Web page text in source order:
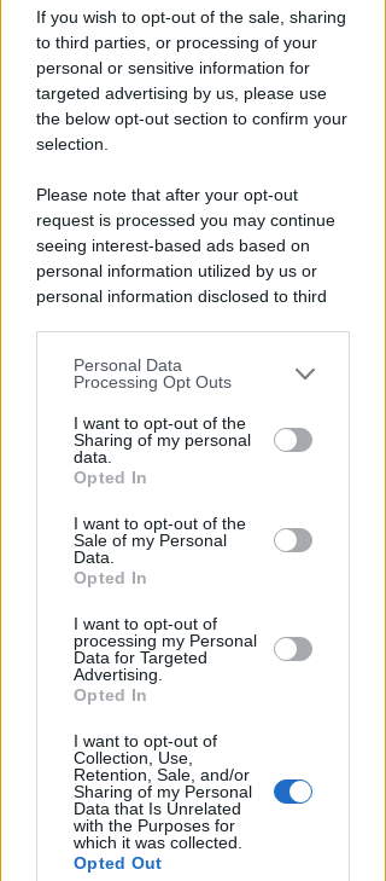
If you wish to opt-out of the sale, sharing
to third parties, or processing of your
personal or sensitive information for
targeted advertising by us, please use
the below opt-out section to confirm your
selection.
Please note that after your opt-out
request is processed you may continue
seeing interest-based ads based on
personal information utilized by us or
personal information disclosed to third
You may separately opt-out of the further
disclosure of your personal information
by third parties on the IAB’s list of
downstream participants.
by us to third parties on the IAB’s List of
Downstream Participants that may
further disclose it to other third parties.
Personal Data
Processing Opt Outs
I want to opt-out of the
Sharing of my personal
data.
Opted In
I want to opt-out of the
Sale of my Personal
Data.
Opted In
I want to opt-out of
processing my Personal
Data for Targeted
Advertising.
Opted In
I want to opt-out of
Collection, Use,
Retention, Sale, and/or
Sharing of my Personal
Data that Is Unrelated
with the Purposes for
which it was collected.
Opted Out
diRedazione
Gnassi: Salvini dica se social è
Redazione
A Brayan Schiaratura e Federica
Moroni vanno i favori della 7ª
Guarda Rimini
Icaro Sport